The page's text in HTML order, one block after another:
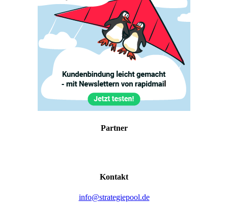
Part­ner
Kon­takt
info@strategiepool.de